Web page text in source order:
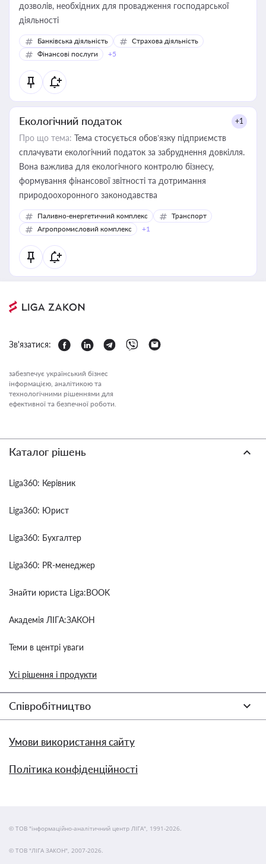
дозволів, необхідних для провадження господарської
діяльності
Банківська діяльність
Страхова діяльність
Фінансові послуги
+5
Екологічний податок +1
Про що тема: Тема стосується обов’язку підприємств
сплачувати екологічний податок за забруднення довкілля.
Вона важлива для екологічного контролю бізнесу,
формування фінансової звітності та дотримання
природоохоронного законодавства
Паливно-енергетичний комплекс
Транспорт
Агропромисловий комплекс
+1
Зв'язатися:
забезпечує український бізнес
інформацією, аналітикою та
технологічними рішеннями для
ефективної та безпечної роботи.
Каталог рішень
Liga360: Керівник
Liga360: Юрист
Liga360: Бухгалтер
Liga360: PR-менеджер
Знайти юриста Liga:BOOK
Академія ЛІГА:ЗАКОН
Теми в центрі уваги
Усі рішення і продукти
Співробітництво
Умови використання сайту
Політика конфіденційності
© ТОВ "інформаційно-аналітичний центр ЛІГА", 1991-2026.
© ТОВ "ЛІГА ЗАКОН", 2007-2026.